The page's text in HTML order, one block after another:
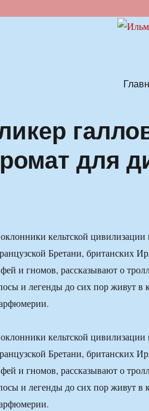
для
кельтской
Бретани, британских
и гномов, рассказывают о
и легенды до сих пор живут в
кельтской
Бретани, британских
и гномов, рассказывают о
и легенды до сих пор живут в